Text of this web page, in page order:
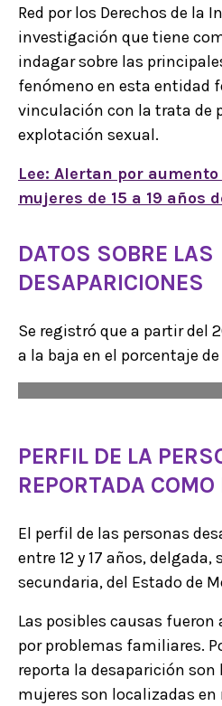
Red por los Derechos de la
investigación que tiene
indagar sobre las
fenómeno en esta entidad
vinculación con la trata de
explotación sexual.
Lee: Alertan por
mujeres de 15 a 19 años
DATOS SOBRE LAS
DESAPARICIONES
Se registró que a partir del
a la baja en el porcentaje
PERFIL DE LA
REPORTADA
El perfil de las personas
entre 12 y 17 años,
secundaria, del Estado de
Las posibles causas
por problemas familiares.
reporta la desaparición son
mujeres son localizadas en